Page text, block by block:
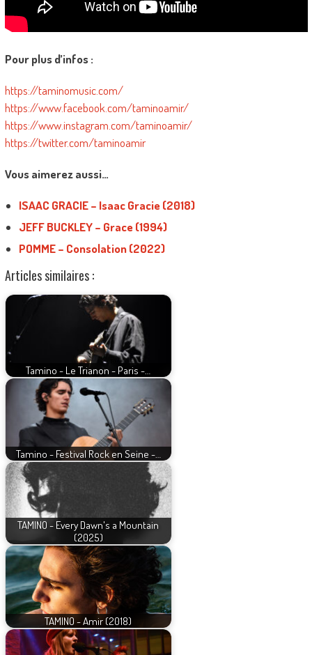
Pour plus d’infos :
https://taminomusic.com/
https://www.facebook.com/taminoamir/
https://www.instagram.com/taminoamir/
https://twitter.com/taminoamir
Vous aimerez aussi…
ISAAC GRACIE – Isaac Gracie (2018)
JEFF BUCKLEY – Grace (1994)
POMME – Consolation (2022)
Articles similaires :
Tamino - Le Trianon - Paris -…
Tamino - Festival Rock en Seine -…
TAMINO - Every Dawn's a Mountain
(2025)
TAMINO - Amir (2018)